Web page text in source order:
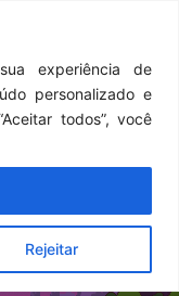
experiência de
personalizado e
todos”, você
Rejeitar
Xbox